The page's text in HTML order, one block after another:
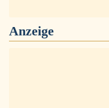
Anzeige